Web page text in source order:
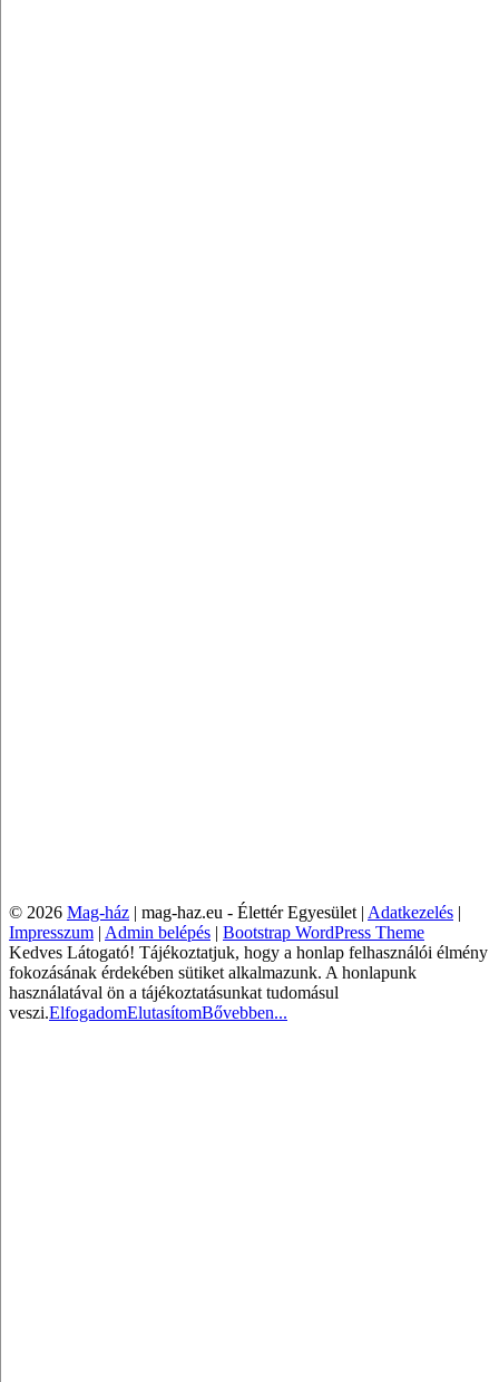
© 2026 Mag-ház | mag-haz.eu - Élettér Egyesület | Adatkezelés |
Impresszum | Admin belépés | Bootstrap WordPress Theme
Kedves Látogató! Tájékoztatjuk, hogy a honlap felhasználói élmény
fokozásának érdekében sütiket alkalmazunk. A honlapunk
használatával ön a tájékoztatásunkat tudomásul
veszi.ElfogadomElutasítomBővebben...